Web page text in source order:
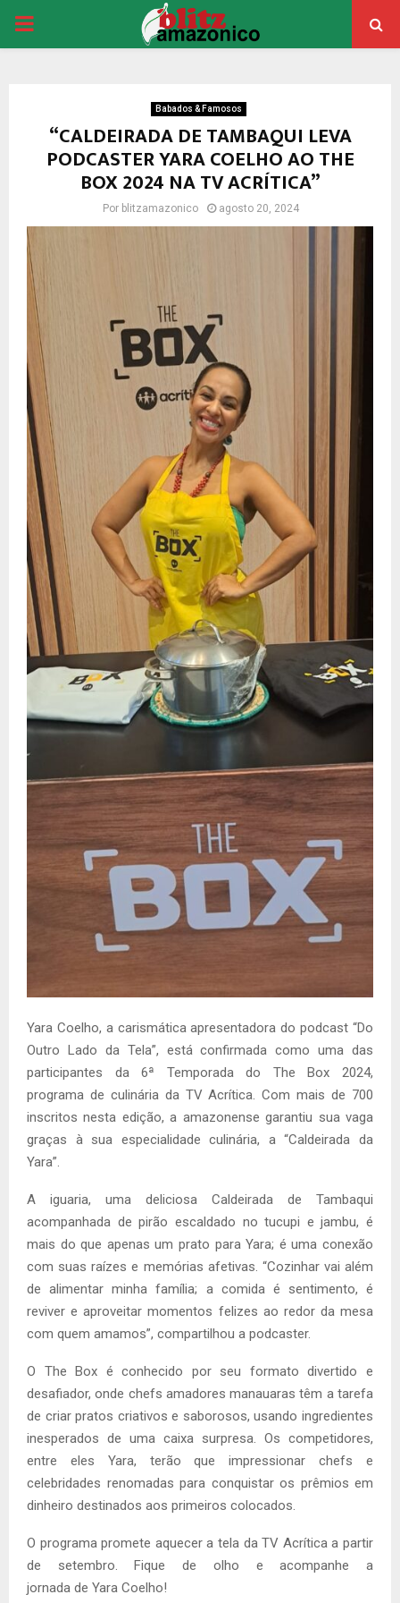
PRIMARY
Babados & Famosos
“CALDEIRADA DE TAMBAQUI LEVA
PODCASTER YARA COELHO AO THE
BOX 2024 NA TV ACRÍTICA”
Por blitzamazonico agosto 20, 2024
Yara Coelho, a carismática apresentadora do podcast “Do
Outro Lado da Tela”, está confirmada como uma das
participantes da 6ª Temporada do The Box 2024,
programa de culinária da TV Acrítica. Com mais de 700
inscritos nesta edição, a amazonense garantiu sua vaga
graças à sua especialidade culinária, a “Caldeirada da
Yara”.
A iguaria, uma deliciosa Caldeirada de Tambaqui
acompanhada de pirão escaldado no tucupi e jambu, é
mais do que apenas um prato para Yara; é uma conexão
com suas raízes e memórias afetivas. “Cozinhar vai além
de alimentar minha família; a comida é sentimento, é
reviver e aproveitar momentos felizes ao redor da mesa
com quem amamos”, compartilhou a podcaster.
O The Box é conhecido por seu formato divertido e
desafiador, onde chefs amadores manauaras têm a tarefa
de criar pratos criativos e saborosos, usando ingredientes
inesperados de uma caixa surpresa. Os competidores,
entre eles Yara, terão que impressionar chefs e
celebridades renomadas para conquistar os prêmios em
dinheiro destinados aos primeiros colocados.
O programa promete aquecer a tela da TV Acrítica a partir
de setembro. Fique de olho e acompanhe a
jornada de Yara Coelho!